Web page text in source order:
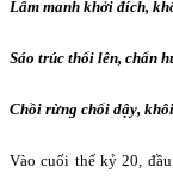
Lâm manh khởi đích,
Sáo trúc thổi lên, chấn
Chồi rừng chổi dậy,
Vào cuối thế kỷ 20,